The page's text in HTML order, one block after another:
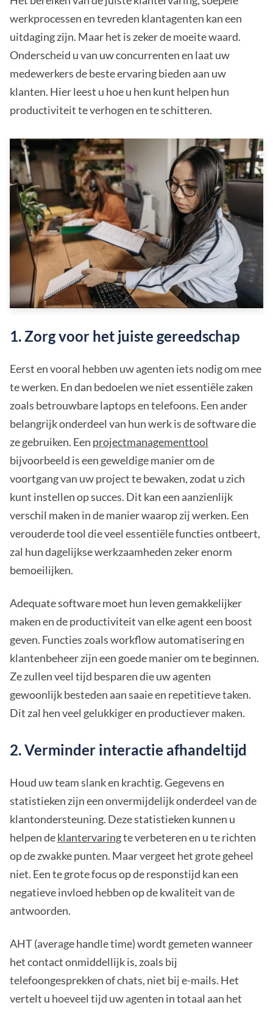
werkprocessen en tevreden klantagenten kan een
uitdaging zijn. Maar het is zeker de moeite waard.
Onderscheid u van uw concurrenten en laat uw
medewerkers de beste ervaring bieden aan uw
klanten. Hier leest u hoe u hen kunt helpen hun
productiviteit te verhogen en te schitteren.
1. Zorg voor het juiste gereedschap
Eerst en vooral hebben uw agenten iets nodig om mee
te werken. En dan bedoelen we niet essentiële zaken
zoals betrouwbare laptops en telefoons. Een ander
belangrijk onderdeel van hun werk is de software die
ze gebruiken. Een projectmanagementtool
bijvoorbeeld is een geweldige manier om de
voortgang van uw project te bewaken, zodat u zich
kunt instellen op succes. Dit kan een aanzienlijk
verschil maken in de manier waarop zij werken. Een
verouderde tool die veel essentiële functies ontbeert,
zal hun dagelijkse werkzaamheden zeker enorm
bemoeilijken.
Adequate software moet hun leven gemakkelijker
maken en de productiviteit van elke agent een boost
geven. Functies zoals workflow automatisering en
klantenbeheer zijn een goede manier om te beginnen.
Ze zullen veel tijd besparen die uw agenten
gewoonlijk besteden aan saaie en repetitieve taken.
Dit zal hen veel gelukkiger en productiever maken.
2. Verminder interactie afhandeltijd
Houd uw team slank en krachtig. Gegevens en
statistieken zijn een onvermijdelijk onderdeel van de
klantondersteuning. Deze statistieken kunnen u
helpen deklantervaringte verbeteren en u te richten
op de zwakke punten. Maar vergeet het grote geheel
niet. Een te grote focus op de responstijd kan een
negatieve invloed hebben op de kwaliteit van de
antwoorden.
AHT (average handle time) wordt gemeten wanneer
het contact onmiddellijk is, zoals bij
telefoongesprekken of chats, niet bij e-mails. Het
vertelt u hoeveel tijd uw agenten in totaal aan het